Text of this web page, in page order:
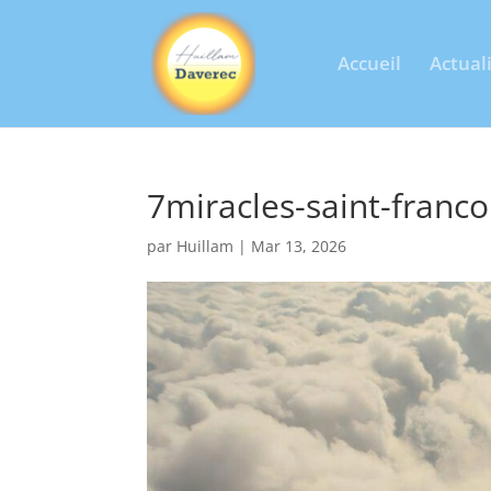
Accueil
7miracles-saint-
par Huillam | Mar 13, 2026